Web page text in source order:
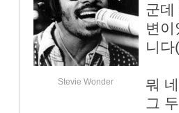
Stevie Wonder
군데
변
니
뭐
그